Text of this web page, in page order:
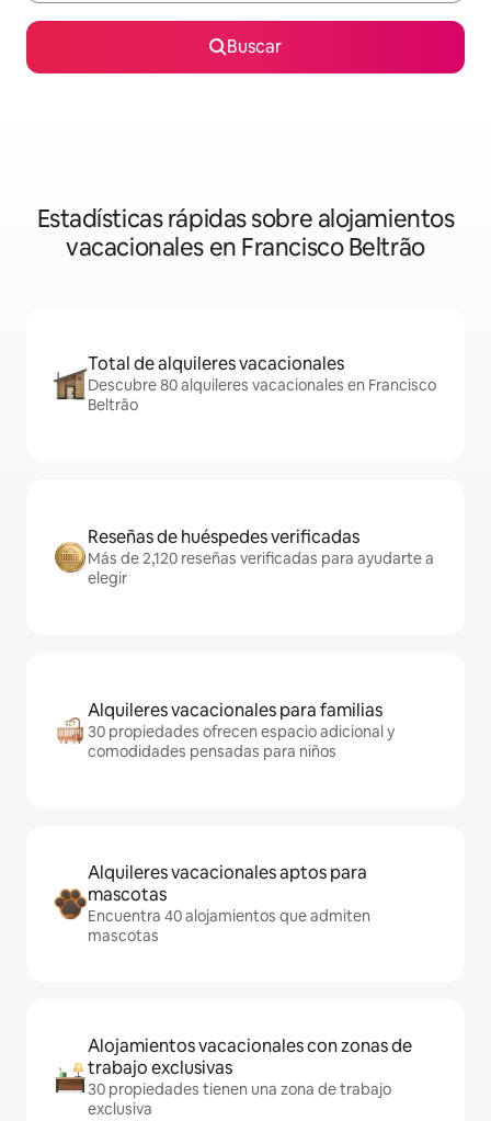
Buscar
Estadísticas rápidas sobre alojamientos
vacacionales en Francisco Beltrão
Total de alquileres vacacionales
Descubre 80 alquileres vacacionales en Francisco
Beltrão
Reseñas de huéspedes verificadas
Más de 2,120 reseñas verificadas para ayudarte a
elegir
Alquileres vacacionales para familias
30 propiedades ofrecen espacio adicional y
comodidades pensadas para niños
Alquileres vacacionales aptos para
mascotas
Encuentra 40 alojamientos que admiten
mascotas
Alojamientos vacacionales con zonas de
trabajo exclusivas
30 propiedades tienen una zona de trabajo
exclusiva